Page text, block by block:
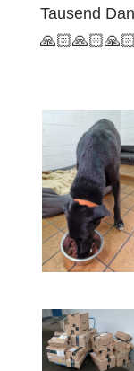
Tausend
🙏🏻🙏🏻🙏🏻